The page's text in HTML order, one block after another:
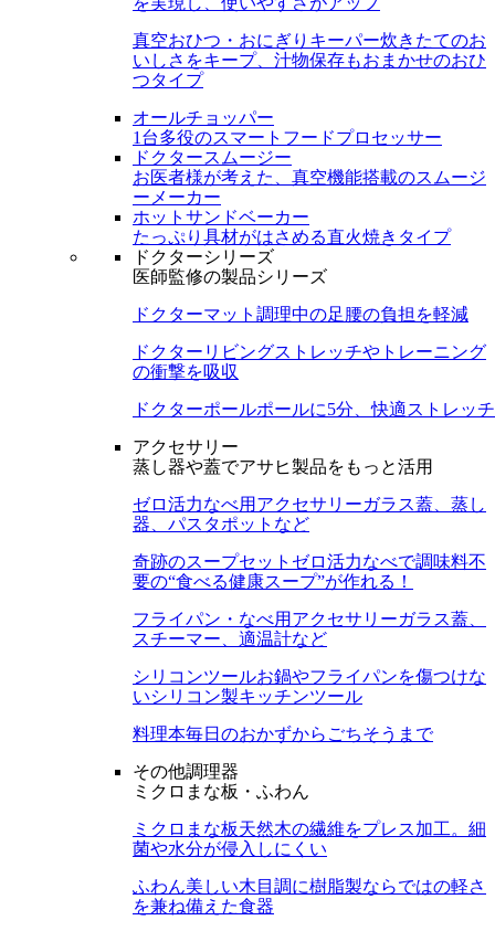
真空おひつ・おにぎりキーパー炊きたてのお
いしさをキープ、汁物保存もおまかせのおひ
つタイプ
オールチョッパー
1台多役のスマートフードプロセッサー
ドクタースムージー
お医者様が考えた、真空機能搭載のスムージ
ーメーカー
ホットサンドベーカー
たっぷり具材がはさめる直火焼きタイプ
ドクターシリーズ
医師監修の製品シリーズ
ドクターマット 調理中の足腰の負担を軽減
ドクターリビングストレッチやトレーニング
の衝撃を吸収
ドクターポールポールに5分、快適ストレッチ
アクセサリー
蒸し器や蓋でアサヒ製品をもっと活用
ゼロ活力なべ用アクセサリーガラス蓋、蒸し
器、パスタポットなど
奇跡のスープセット ゼロ活力なべで調味料不
要の“食べる健康スープ”が作れる！
フライパン・なべ用アクセサリーガラス蓋、
スチーマー、適温計など
シリコンツールお鍋やフライパンを傷つけな
いシリコン製キッチンツール
料理本毎日のおかずからごちそうまで
その他調理器
ミクロまな板・ふわん
ミクロまな板天然木の繊維をプレス加工。細
菌や水分が侵入しにくい
ふわん美しい木目調に樹脂製ならではの軽さ
を兼ね備えた食器